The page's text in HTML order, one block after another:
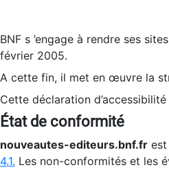
BNF s ’engage à rendre ses
février 2005.
A cette fin, il met en œuvre la
Cette déclaration
État de conformité
nouveautes-editeurs.bnf.fr
4.1. Les non-conformités et les